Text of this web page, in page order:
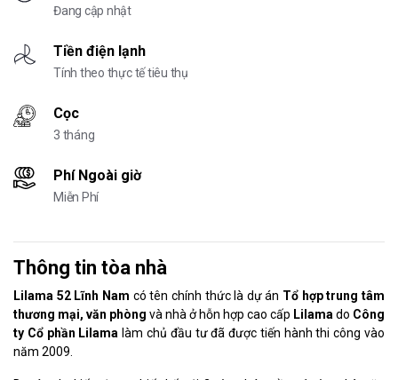
Đang cập nhật
Tiền điện lạnh
Tính theo thực tế tiêu thụ
Cọc
3 tháng
Phí Ngoài giờ
Miễn Phí
Thông tin tòa nhà
Lilama 52 Lĩnh Nam có tên chính thức là dự án Tổ hợp trung tâm
thương mại, văn phòng và nhà ở hỗn hợp cao cấp Lilama do Công
ty Cổ phần Lilama làm chủ đầu tư đã được tiến hành thi công vào
năm 2009.